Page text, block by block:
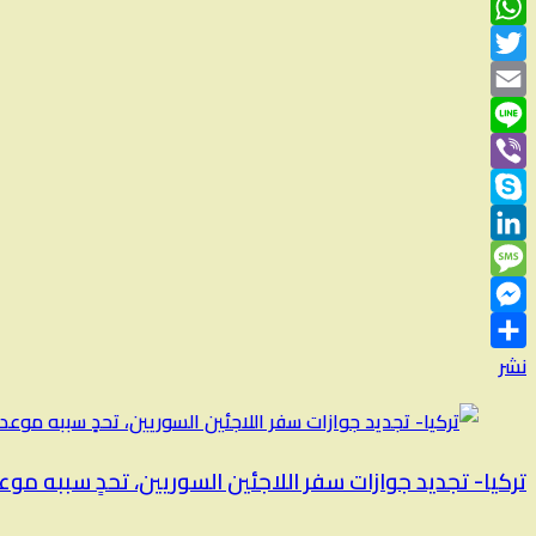
WhatsApp
Twitter
Email
Line
Viber
Skype
LinkedIn
Message
Messenger
نشر
تركيا- تجديد جوازات سفر اللاجئين السوريين، تحدٍ سببه